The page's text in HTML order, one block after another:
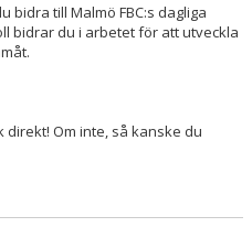
bidra till Malmö FBC:s dagliga
bidrar du i arbetet för att utveckla
Om inte, så kanske du